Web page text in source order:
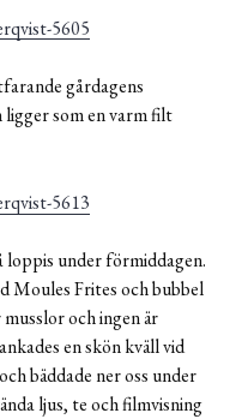
gårdagens
som en varm filt
under förmiddagen.
Moules Frites och bubbel
och ingen är
en skön kväll vid
bäddade ner oss under
ljus, te och filmvisning